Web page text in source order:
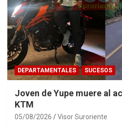
DEPARTAMENTALES SUCESOS
Joven de Yupe muere al
KTM
05/08/2026 Visor Suroriente